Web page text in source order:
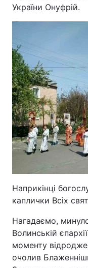
України Онуфрій.
Наприкінці
каплички Всіх
Нагадаємо,
Волинській
моменту
очолив